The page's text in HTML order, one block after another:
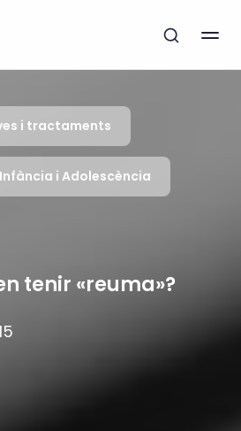
i tractaments
Infància i Adolescència
tenir «reuma»?